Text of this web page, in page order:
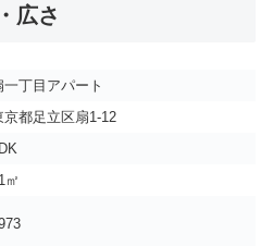
広さ
一丁目アパート
京都足立区扇1-12
㎡